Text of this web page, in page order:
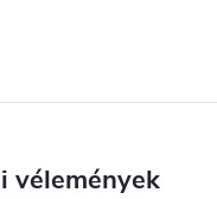
vélemények